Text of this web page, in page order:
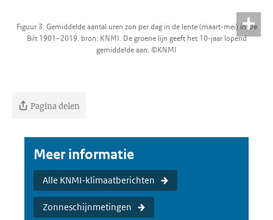
Figuur 3. Gemiddelde aantal uren zon per dag in de lente (maart-mei) in De
Bilt 1901–2019. bron: KNMI. De groene lijn geeft het 10-jaar lopend
gemiddelde aan. ©KNMI
Pagina delen
Meer informatie
Alle KNMI-klimaatberichten
Zonneschijnmetingen